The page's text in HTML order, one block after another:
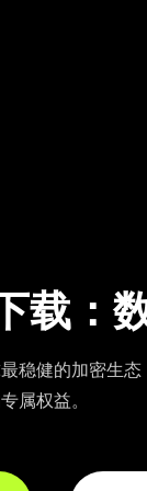
载：
稳健的加密生
属权益。